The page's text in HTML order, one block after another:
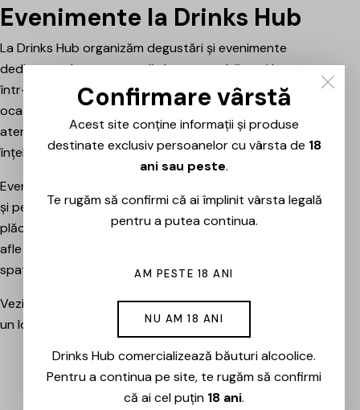
Evenimente la Drinks Hub
La Drinks Hub organizăm degustări și evenimente
dedicate celor care vor să descopere băuturi bune
într-o atmosferă relaxată. Fiecare întâlnire este o
ocazie de a explora vinuri, spumante sau alte băuturi
atent alese, prezentate și explicate pe scurt pentru a
înțelege mai bine stilul, originea și caracterul fiecăruia.
Evenimentele sunt potrivite atât pentru pasionați, cât
și pentru cei care vor pur și simplu să petreacă o seară
plăcută între prieteni, să descopere băuturi noi și să
afle mai multe despre cramele sau producătorii din
spatele lor.
Vezi evenimentele organizate de Drinks Hub și rezervă
un loc la următoarea degustare.
EVENIMENTE
Confirmare vârstă
Acest site conține informații și produse
destinate exclusiv persoanelor cu vârsta de 18
ani sau peste.
Te rugăm să confirmi că ai împlinit vârsta legală
pentru a putea continua.
AM PESTE 18 ANI
NU AM 18 ANI
Drinks Hub comercializează băuturi alcoolice.
Pentru a continua pe site, te rugăm să confirmi
că ai cel puțin 18 ani.